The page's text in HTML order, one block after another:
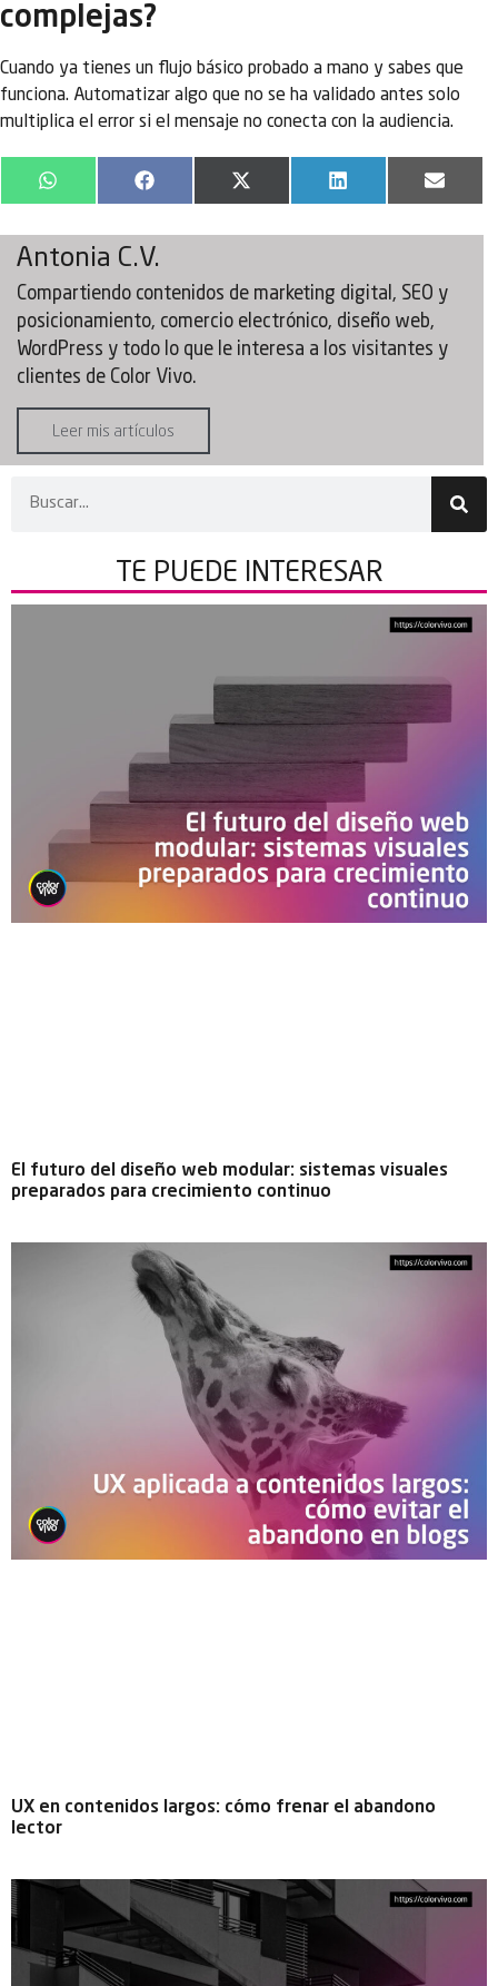
complejas?
Cuando ya tienes un flujo básico probado a mano y sabes que
funciona. Automatizar algo que no se ha validado antes solo
multiplica el error si el mensaje no conecta con la audiencia.
WhatsApp Facebook
X
(Twitter)
LinkedIn Email
Antonia C.V.
Compartiendo contenidos de marketing digital, SEO y
posicionamiento, comercio electrónico, diseño web,
WordPress y todo lo que le interesa a los visitantes y
clientes de Color Vivo.
Leer mis artículos
TE PUEDE INTERESAR
El futuro del diseño web modular: sistemas visuales
preparados para crecimiento continuo
UX en contenidos largos: cómo frenar el abandono
lector